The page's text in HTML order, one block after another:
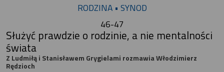
RODZINA • SYNOD
46-47
Służyć prawdzie o rodzinie, a nie mentalności
świata
Z Ludmiłą i Stanisławem Grygielami rozmawia Włodzimierz
Rędzioch